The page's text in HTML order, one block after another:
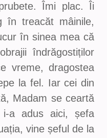
Îmi plac. Îi
în treacăt mâinile,
în sinea mea că
îndrăgostiților
vreme, dragostea
la fel. Iar cei din
Madam se ceartă
a adus aici, șefa
vine șeful de la